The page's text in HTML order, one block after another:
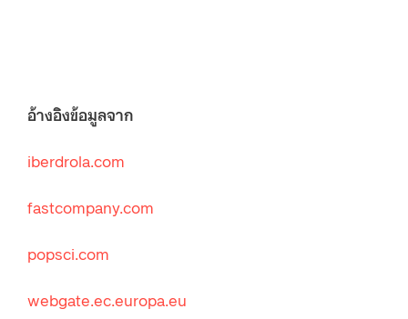
อ้างอิงข้อมูลจาก
iberdrola.com
fastcompany.com
popsci.com
webgate.ec.europa.eu